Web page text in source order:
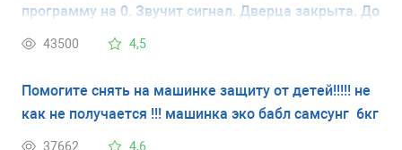
программу на 0. Звучит сигнал. Дверца закрыта. До
этого машинка работала хорошо. У меня нет
43500 4,5
Помогите снять на машинке защиту от детей!!!!! не
как не получается !!! машинка эко бабл самсунг 6кг
37662 4,6